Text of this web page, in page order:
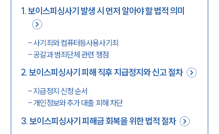
1.보이스피싱사기 발생 시 먼저 알아야 할 법적 의미
-사기죄와 컴퓨터등사용사기죄
-공갈과 범죄단체 관련 쟁점
2.보이스피싱사기 피해 직후 지급정지와 신고 절차
-지급정지 신청 순서
-개인정보와 추가 대출 피해 차단
3.보이스피싱사기 피해금 회복을 위한 법적 절차